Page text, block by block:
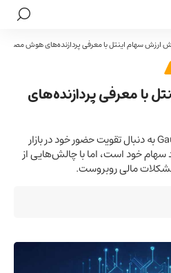
ارزش سهام اینتل با معرفی پردازنده‌های هوش
با معرفی پردازنده‌های
اینتل با معرفی Xeon 6 و Gaudi 3 به دنبال تقویت حضور خود در بازار
خود است، اما با چالش‌هایی از